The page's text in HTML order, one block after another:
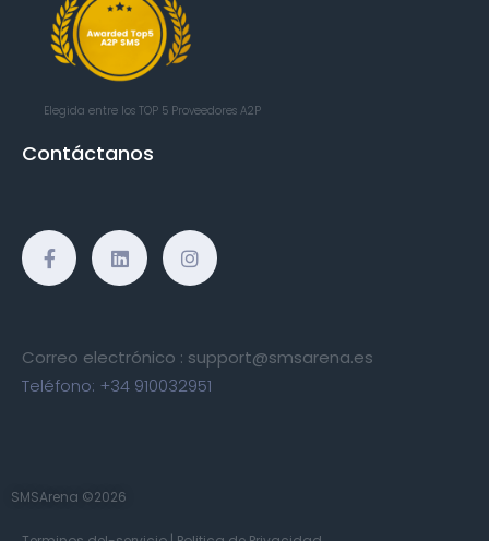
Elegida entre los TOP 5 Proveedores A2P
Contáctanos
Correo electrónico : support@smsarena.es
Teléfono: +34 910032951
SMSArena ©2026